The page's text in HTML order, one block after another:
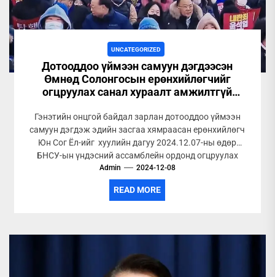
UNCATEGORIZED
Дотооддоо үймээн самуун дэгдээсэн
Өмнөд Солонгосын ерөнхийлөгчийг
огцруулах санал хураалт амжилтгүй
Гэнэтийн онцгой байдал зарлан дотооддоо үймээн
самуун дэгдэж эдийн засгаа хямраасан ерөнхийлөгч
Юн Сог Ёл-ийг хуулийн дагуу 2024.12.07-ны өдөр
БНСУ-ын үндэсний ассамблейн ордонд огцруулах
санал...
Admin 2024-12-08
READ MORE